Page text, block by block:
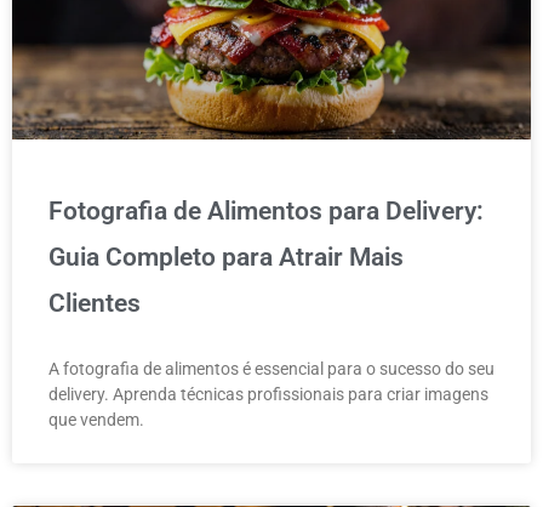
Fotografia de Alimentos para Delivery:
Guia Completo para Atrair Mais
Clientes
A fotografia de alimentos é essencial para o sucesso do seu
delivery. Aprenda técnicas profissionais para criar imagens
que vendem.